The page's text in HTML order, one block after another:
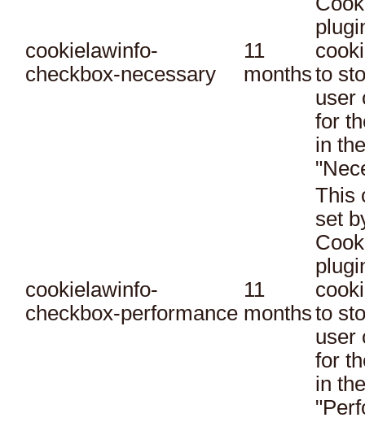
cookielawinfo-
checkbox-necessary
11
monthsto
user
for
in
cookielawinfo-
checkbox-performance
11
months
This
set
to
user
for
in